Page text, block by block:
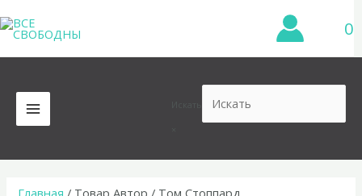
к
содержимому
0
MAIN
MENU
Главная / Товар Автор / Том Стоппард